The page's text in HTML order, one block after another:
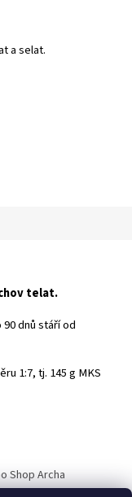
a selat.
telat.
dnů stáří od
1:7, tj. 145 g MKS
Shop Archa